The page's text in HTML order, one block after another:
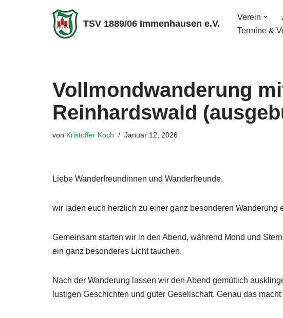
TSV 1889/06 Immenhausen e.V.
Verein
Termine &
Vollmondwanderung
Reinhardswald
von Kristoffer Koch Januar 12, 2026
Liebe Wanderfreundinnen und Wanderfreunde,
wir laden euch herzlich zu einer ganz besonderen Wanderung
Gemeinsam starten wir in den Abend, während Mond und
ein ganz besonderes Licht tauchen.
Nach der Wanderung lassen wir den Abend gemütlich
lustigen Geschichten und guter Gesellschaft. Genau das